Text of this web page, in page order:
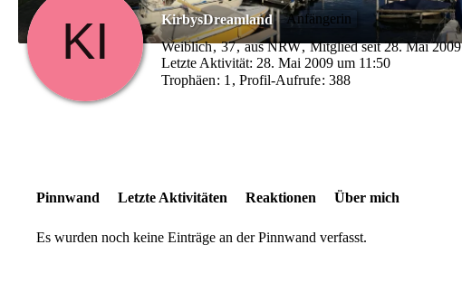
KirbysDreamland
Anfängerin
Weiblich 37 aus NRW Mitglied seit 28. Mai 2009
Letzte Aktivität: 28. Mai 2009 um 11:50
Trophäen
1 Profil-Aufrufe 388
Pinnwand Letzte Aktivitäten Reaktionen Über mich
Es wurden noch keine Einträge an der Pinnwand verfasst.